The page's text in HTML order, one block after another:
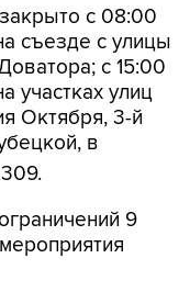
с 08:00
съезде с улицы
с 15:00
участках улиц
Октября, 3-й
в
9